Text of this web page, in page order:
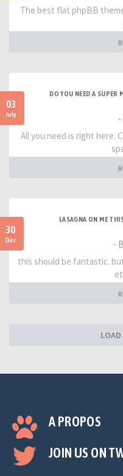
The best flat phpBB
03
July
DO YOU NEED A SUPER
All you need is right here.
30
Dec
LASAGNA ON ME
-
this should be fantastic.
A PROPOS
JOIN US ON